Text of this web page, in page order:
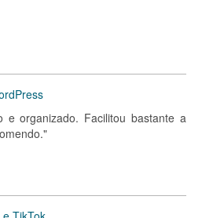
e organizado. Facilitou bastante a